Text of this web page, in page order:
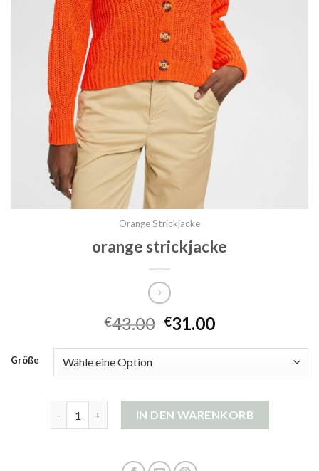
Orange Strickjacke
orange strickjacke
€43.00 €31.00
Größe
IN DEN WARENKORB